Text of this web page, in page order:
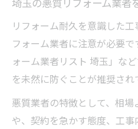
リフォーム耐久を意識した
フォーム業者に注意が必要
ォーム業者リスト 埼玉」な
を未然に防ぐことが推奨され
悪質業者の特徴として、相場
や、契約を急かす態度、工